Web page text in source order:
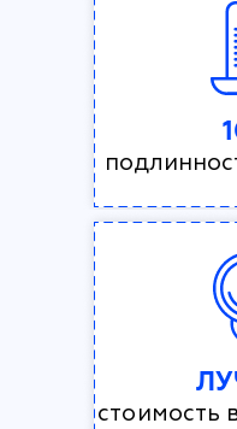
стоимость